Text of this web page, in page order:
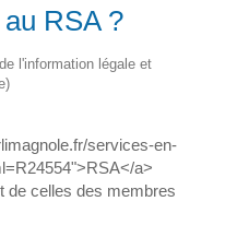
RSA ?
l'information légale et
services-en-
a>
de celles des membres